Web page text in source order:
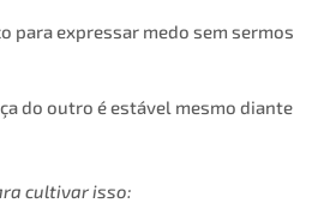
para expressar medo sem sermos
do outro é estável mesmo diante
cultivar isso: